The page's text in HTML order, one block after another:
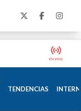
TENDENCIAS